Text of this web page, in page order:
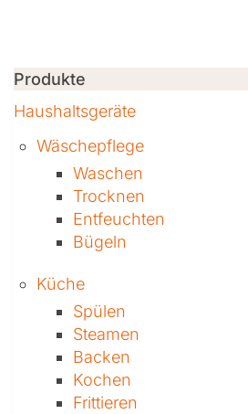
Produkte
Haushaltsgeräte
Wäschepflege
Waschen
Trocknen
Ent­feuch­ten
Bügeln
Küche
Spülen
Steamen
Backen
Kochen
Frittieren